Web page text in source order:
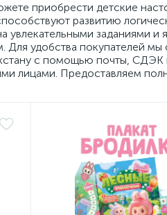
приобрести детские
развитию
увлекательными заданиями
Для удобства покупателей
с помощью почты,
лицами. Предоставляем